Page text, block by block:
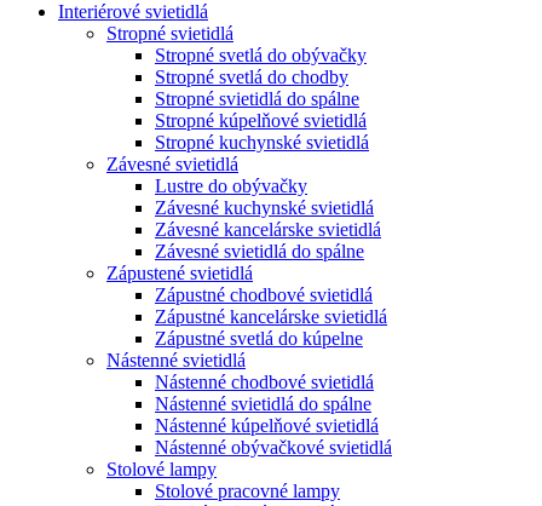
Interiérové svietidlá
Stropné svietidlá
Stropné svetlá do obývačky
Stropné svetlá do chodby
Stropné svietidlá do spálne
Stropné kúpelňové svietidlá
Stropné kuchynské svietidlá
Závesné svietidlá
Lustre do obývačky
Závesné kuchynské svietidlá
Závesné kancelárske svietidlá
Závesné svietidlá do spálne
Zápustené svietidlá
Zápustné chodbové svietidlá
Zápustné kancelárske svietidlá
Zápustné svetlá do kúpelne
Nástenné svietidlá
Nástenné chodbové svietidlá
Nástenné svietidlá do spálne
Nástenné kúpelňové svietidlá
Nástenné obývačkové svietidlá
Stolové lampy
Stolové pracovné lampy